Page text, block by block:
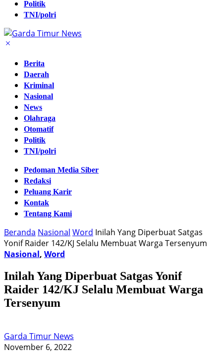
Politik
TNI/polri
Berita
Daerah
Kriminal
Nasional
News
Olahraga
Otomatif
Politik
TNI/polri
Pedoman Media Siber
Redaksi
Peluang Karir
Kontak
Tentang Kami
Beranda Nasional Word Inilah Yang Diperbuat Satgas
Yonif Raider 142/KJ Selalu Membuat Warga Tersenyum
Nasional, Word
Inilah Yang Diperbuat Satgas Yonif
Raider 142/KJ Selalu Membuat Warga
Tersenyum
Garda Timur News
November 6, 2022